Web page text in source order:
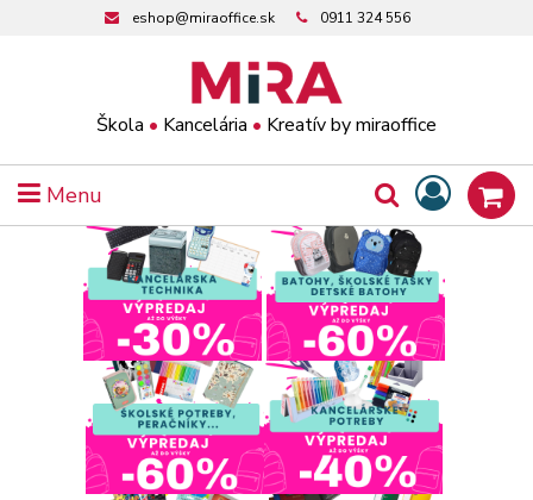
Škola • Kancelária • Kreatív by miraoffice
eshop@miraoffice.sk 0911 324 556
Menu